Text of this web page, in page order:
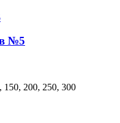
№5
200, 250, 300